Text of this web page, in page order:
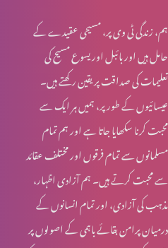
انبیا ء و بزرگ – ابراہام
انبیاء و بزرگ – حنوک اور نوح
انبیاء و بزرگ – آدم اور حنوک
ہم، زندگی ٹی وی پر، مسیحی عقیدے کے
حامل ہیں اور بائبل اور یسوع مسیح کی
تعلیمات کی صداقت پر یقین رکھتے ہیں۔
عیسائیوں کے طور پر، ہمیں ہر ایک سے
محبت کرنا سکھایا جاتا ہے اور ہم تمام
مسلمانوں سے تمام فرقوں اور مختلف عقائد
سے محبت کرتے ہیں۔ ہم آزادی اظہار،
مذہب کی آزادی، اور تمام انسانوں کے
درمیان پرامن بقائے باہمی کے اصولوں پر